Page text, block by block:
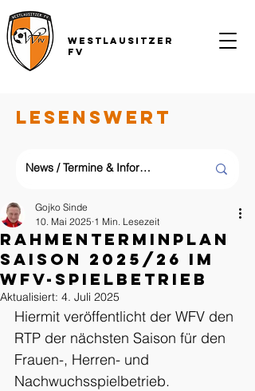
Westlausitzer
FV
LESENSWERT
Rahmenterminplan
Saison 2025/26 im
WFV-Spielbetrieb
Gojko Sinde
10. Mai 2025 1 Min. Lesezeit
Aktualisiert: 4. Juli 2025
Hiermit veröffentlicht der WFV den
RTP der nächsten Saison für den
Frauen-, Herren- und
Nachwuchsspielbetrieb.